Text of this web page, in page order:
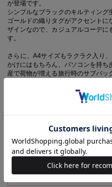
が登場です。
シンプルなブラックのキルティン
ゴールドの織りタグがアクセント
ザインなので、カジュアルコーデに
す。
さらに、A4サイズもラクラク入り
かけにはもちろん、パソコンを持
産で荷物が増える旅行時のサブバ
は、日常のあらゆるシーンで役立ち
【同時発売のアイテムはこちら
ムーミン×kippis たっぷり入る